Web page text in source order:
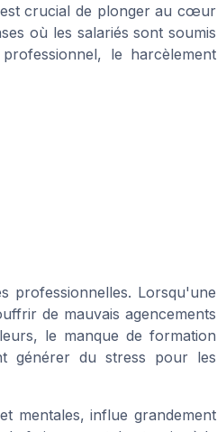
crucial de plonger au cœur
où les salariés sont soumis
le harcèlement
professionnelles. Lorsqu'une
de mauvais agencements
le manque de formation
générer du stress pour les
mentales, influe grandement